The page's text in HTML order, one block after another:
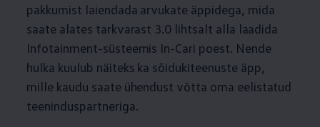
pakkumist laiendada arvukate äppidega, mida
saate alates tarkvarast 3.0 lihtsalt alla laadida
Infotainment-süsteemis In-Cari poest. Nende
hulka kuulub näiteks ka sõidukiteenuste äpp,
mille kaudu saate ühendust võtta oma eelistatud
teeninduspartneriga.